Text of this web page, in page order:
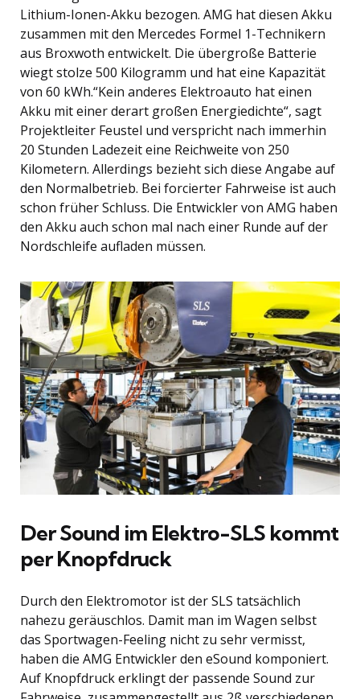
Lithium-Ionen-Akku bezogen. AMG hat diesen Akku
zusammen mit den Mercedes Formel 1-Technikern
aus Broxwoth entwickelt. Die übergroße Batterie
wiegt stolze 500 Kilogramm und hat eine Kapazität
von 60 kWh.“Kein anderes Elektroauto hat einen
Akku mit einer derart großen Energiedichte“, sagt
Projektleiter Feustel und verspricht nach immerhin
20 Stunden Ladezeit eine Reichweite von 250
Kilometern. Allerdings bezieht sich diese Angabe auf
den Normalbetrieb. Bei forcierter Fahrweise ist auch
schon früher Schluss. Die Entwickler von AMG haben
den Akku auch schon mal nach einer Runde auf der
Nordschleife aufladen müssen.
Der Sound im Elektro-SLS kommt
per Knopfdruck
Durch den Elektromotor ist der SLS tatsächlich
nahezu geräuschlos. Damit man im Wagen selbst
das Sportwagen-Feeling nicht zu sehr vermisst,
haben die AMG Entwickler den eSound komponiert.
Auf Knopfdruck erklingt der passende Sound zur